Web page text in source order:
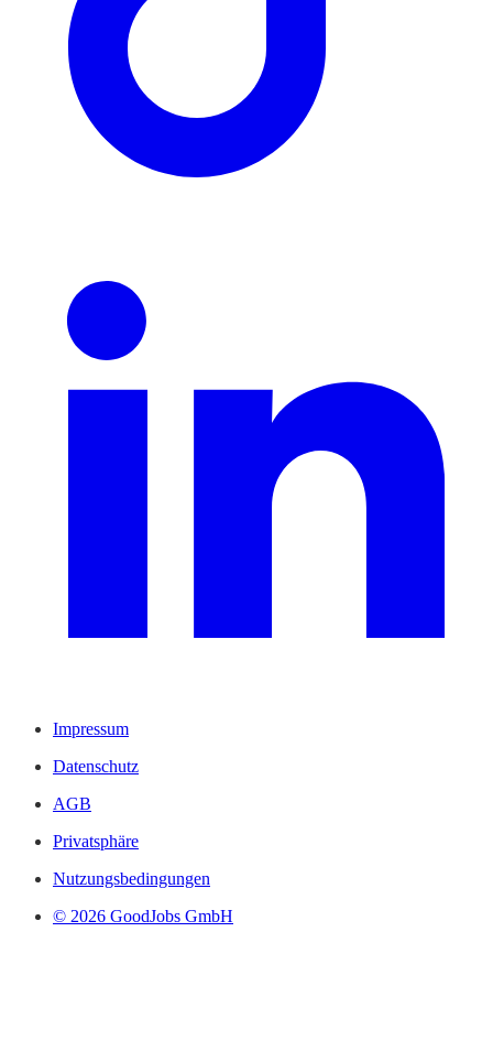
Impressum
Datenschutz
AGB
Privatsphäre
Nutzungsbedingungen
© 2026 GoodJobs GmbH